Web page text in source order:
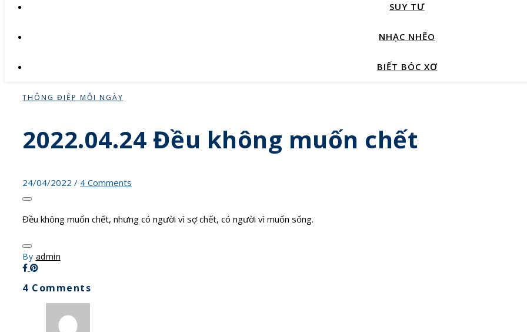
SUY TƯ
NHẠC NHẼO
BIẾT BÓC XƠ
THÔNG ĐIỆP MỖI NGÀY
2022.04.24 Đều không muốn chết
24/04/2022 / 4 Comments
Đều không muốn chết, nhưng có người vì sợ chết, có người vì muốn sống.
By admin
4 Comments